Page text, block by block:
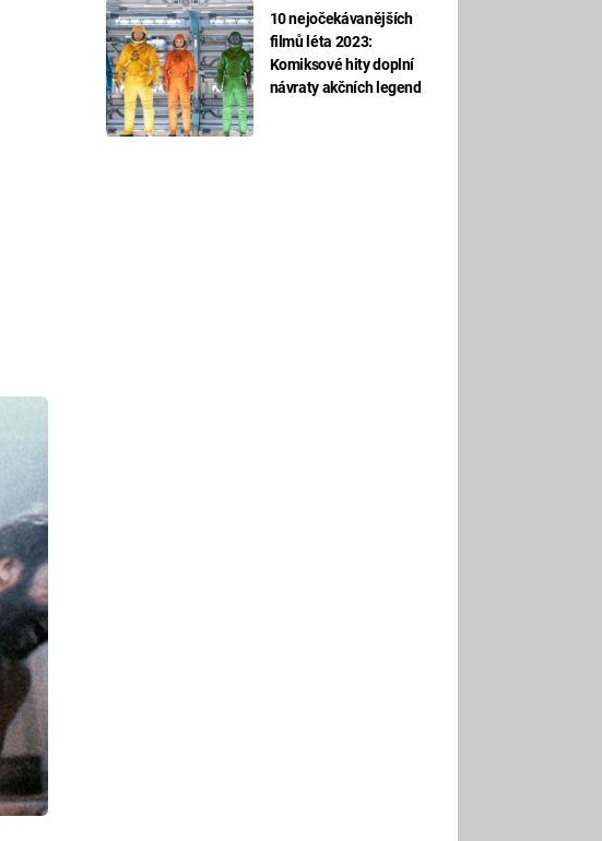
10 nejočekávanějších
filmů léta 2023:
Komiksové hity doplní
návraty akčních legend